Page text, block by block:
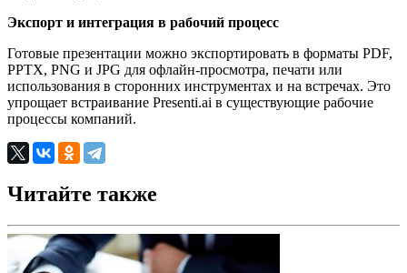
Экспорт и интеграция в рабочий процесс
Готовые презентации можно экспортировать в форматы PDF,
PPTX, PNG и JPG для офлайн-просмотра, печати или
использования в сторонних инструментах и на встречах. Это
упрощает встраивание Presenti.ai в существующие рабочие
процессы компаний.
Читайте также